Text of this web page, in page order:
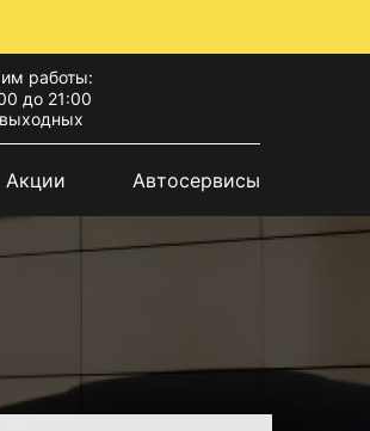
работы:
до 21:00
Акции Автосервисы